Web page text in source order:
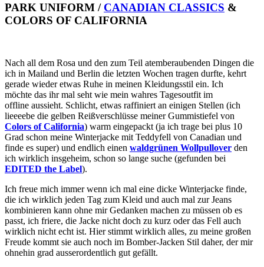
PARK UNIFORM / CANADIAN CLASSICS &
COLORS OF CALIFORNIA
Nach all dem Rosa und den zum Teil atemberaubenden Dingen die
ich in Mailand und Berlin die letzten Wochen tragen durfte, kehrt
gerade wieder etwas Ruhe in meinen Kleidungsstil ein. Ich
möchte das ihr mal seht wie mein wahres Tagesoutfit im
offline aussieht. Schlicht, etwas raffiniert an einigen Stellen (ich
lieeeebe die gelben Reißverschlüsse meiner Gummistiefel von
Colors of California) warm eingepackt (ja ich trage bei plus 10
Grad schon meine Winterjacke mit Teddyfell von Canadian und
finde es super) und endlich einen waldgrünen Wollpullover den
ich wirklich insgeheim, schon so lange suche (gefunden bei
EDITED the Label).
Ich freue mich immer wenn ich mal eine dicke Winterjacke finde,
die ich wirklich jeden Tag zum Kleid und auch mal zur Jeans
kombinieren kann ohne mir Gedanken machen zu müssen ob es
passt, ich friere, die Jacke nicht doch zu kurz oder das Fell auch
wirklich nicht echt ist. Hier stimmt wirklich alles, zu meine großen
Freude kommt sie auch noch im Bomber-Jacken Stil daher, der mir
ohnehin grad ausserordentlich gut gefällt.